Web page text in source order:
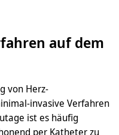
auf dem
von Herz-
invasive Verfahren
ist es häufig
per Katheter zu